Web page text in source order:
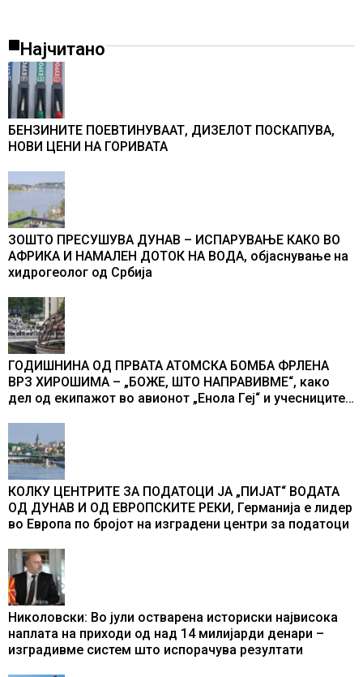
Најчитано
БЕНЗИНИТЕ ПОЕВТИНУВААТ, ДИЗЕЛОТ ПОСКАПУВА,
НОВИ ЦЕНИ НА ГОРИВАТА
ЗОШТО ПРЕСУШУВА ДУНАВ – ИСПАРУВАЊЕ КАКО ВО
АФРИКА И НАМАЛЕН ДОТОК НА ВОДА, објаснување на
хидрогеолог од Србија
ГОДИШНИНА ОД ПРВАТА АТОМСКА БОМБА ФРЛЕНА
ВРЗ ХИРОШИМА – „БОЖЕ, ШТО НАПРАВИВМЕ“, како
дел од екипажот во авионот „Енола Геј“ и учесниците
промени текот на историјата
КОЛКУ ЦЕНТРИТЕ ЗА ПОДАТОЦИ ЈА „ПИЈАТ“ ВОДАТА
ОД ДУНАВ И ОД ЕВРОПСКИТЕ РЕКИ, Германија е лидер
во Европа по бројот на изградени центри за податоци
Николовски: Во јули остварена историски највисока
наплата на приходи од над 14 милијарди денари –
изградивме систем што испорачува резултати